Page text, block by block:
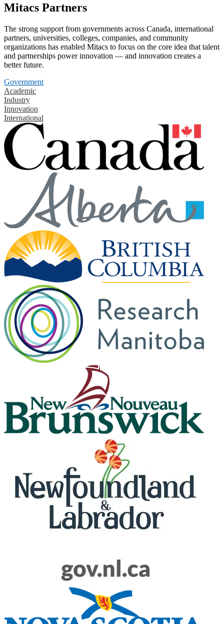
Mitacs Partners
The strong support from governments across Canada, international
partners, universities, colleges, companies, and community
organizations has enabled Mitacs to focus on the core idea that talent
and partnerships power innovation — and innovation creates a
better future.
Government
Academic
Industry
Innovation
International